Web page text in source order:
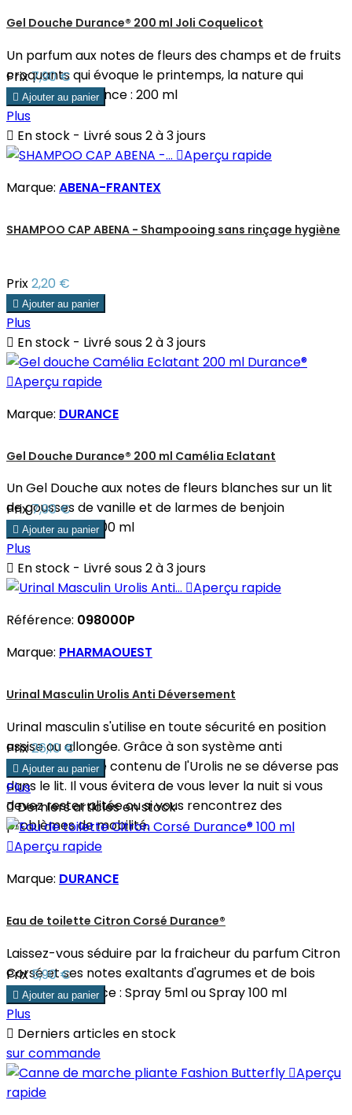
Gel Douche Durance® 200 ml Joli Coquelicot
Un parfum aux notes de fleurs des champs et de fruits
croquants qui évoque le printemps, la nature qui
renaît. Contenance : 200 ml
Prix7,90 €
 Ajouter au panier
Plus
 En stock - Livré sous 2 à 3 jours
Aperçu rapide
Marque: ABENA-FRANTEX
SHAMPOO CAP ABENA - Shampooing sans rinçage hygiène
Prix2,20 €
 Ajouter au panier
Plus
 En stock - Livré sous 2 à 3 jours
Aperçu rapide
Marque: DURANCE
Gel Douche Durance® 200 ml Camélia Eclatant
Un Gel Douche aux notes de fleurs blanches sur un lit
de gousses de vanille et de larmes de benjoin
Contenance : 200 ml
Prix7,90 €
 Ajouter au panier
Plus
 En stock - Livré sous 2 à 3 jours
Aperçu rapide
Référence: 098000P
Marque: PHARMAOUEST
Urinal Masculin Urolis Anti Déversement
Urinal masculin s'utilise en toute sécurité en position
assise ou allongée. Grâce à son système anti
déversement, le contenu de l'Urolis ne se déverse pas
dans le lit. Il vous évitera de vous lever la nuit si vous
devez rester alitée ou si vous rencontrez des
problèmes de mobilité.
Prix26,10 €
 Ajouter au panier
Plus
Derniers articles en stock
Aperçu rapide
Marque: DURANCE
Eau de toilette Citron Corsé Durance®
Laissez-vous séduire par la fraicheur du parfum Citron
Corsé et ses notes exaltants d'agrumes et de bois
frais. Contenance : Spray 5ml ou Spray 100 ml
Prix5,90 €
 Ajouter au panier
Plus
 Derniers articles en stock
sur commande
Aperçu
rapide